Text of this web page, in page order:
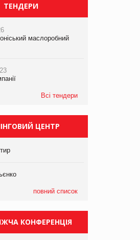
з
Яна Сараніна, директор
компанії «УкраМарин»
ТЕНДЕРИ
маслоробний
Всі тендери
ЦЕНТР
повний список
КОНФЕРЕНЦІЯ